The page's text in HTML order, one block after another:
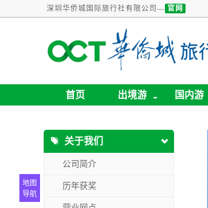
深圳华侨城国际旅行社有限公司— 官网
首页 出境游 国内游
关于我们
公司简介
历年获奖
地图
导航